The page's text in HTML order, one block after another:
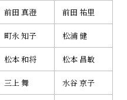
前田 真澄 前田 祐里
町永 知子 松浦 健
松本 和将 松本 昌敏
三上 舞 水谷 京子